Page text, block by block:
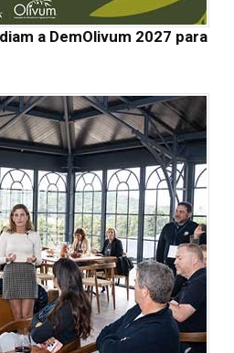
a DemOlivum 2027 para